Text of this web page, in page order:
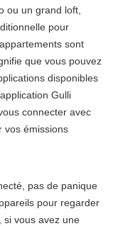
ou un grand loft,
pour
sont
que vous pouvez
disponibles
Gulli
connecter avec
vos émissions
pas de panique
pour regarder
si vous avez une